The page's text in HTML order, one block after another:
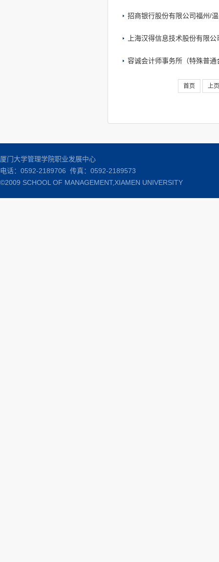
招商银行股份有限公司福州/
上海汉得信息技术股份有限公
容诚会计师事务所（特殊普通
首页 上页
厦门大学管理学院职业发展中心
电话：0592-2189706 传真：0592-2189573
©2009 SCHOOL OF MANAGEMENT,XIAMEN UNIVERSITY